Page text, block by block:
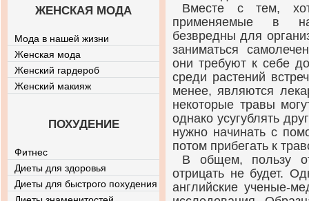
Вместе с тем,
применяемые в
безвредны для
заниматься
они требуют к себе
среди растений
менее, являются
некоторые травы
однако усугублять
нужно начинать с
потом прибегать к
В общем, пользу
отрицать не будет.
английские ученые-
ЖЕНСКАЯ МОДА
Мода в нашей жизни
Женская мода
Женский гардероб
Женский макияж
ПОХУДЕНИЕ
Фитнес
Диеты для здоровья
Диеты для быстрого похудения